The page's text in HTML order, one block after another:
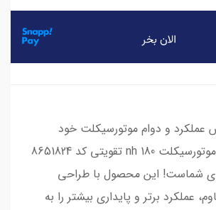
عملکرد و دوام موتورسیکلت خود
هستید؟ ترک بند موتورسیکلت nh 180 تقویتی کد 8651824
شماست! این محصول با طراحی
عملکرد برتر و پایداری بیشتر را به